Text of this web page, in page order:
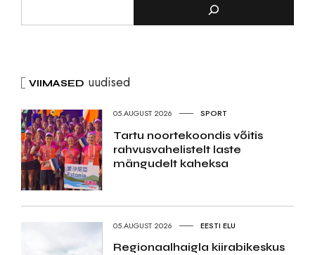
VIIMASED uudised
05.AUGUST 2026 SPORT
Tartu noortekoondis võitis
rahvusvahelistelt laste
mängudelt kaheksa
05.AUGUST 2026 EESTI ELU
Regionaalhaigla kiirabikeskus